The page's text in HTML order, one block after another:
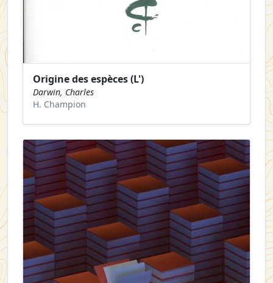
Origine des espèces (L')
Darwin, Charles
H. Champion